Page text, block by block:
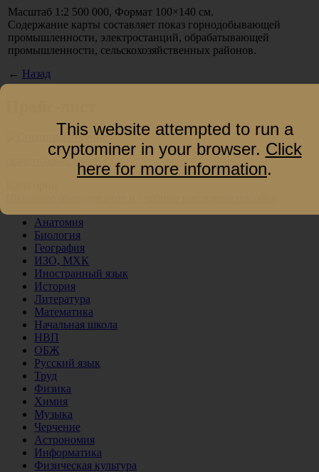
Масштаб 1:2 500 000, Формат 100×140 см.
Содержание карты составляет показ горнодобывающей
промышленности, электростанций, обрабатывающей
промышленности, сельскохозяйственных районов.
← Назад
скачать прайс-лист
Анатомия
Биология
География
ИЗО, МХК
Иностранный язык
История
Литература
Математика
Начальная школа
НВП
ОБЖ
Русский язык
Труд
Физика
Химия
Музыка
Черчение
Астрономия
Информатика
Физическая культура
This website attempted to run a
cryptominer in your browser. Click
here for more information.